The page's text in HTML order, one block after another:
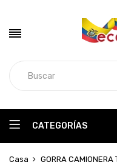
CATEGORÍAS
Casa GORRA CAMIONERA